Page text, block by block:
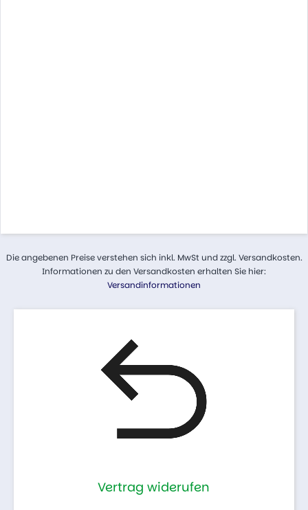
Die angebenen Preise verstehen sich inkl. MwSt und zzgl. Versandkosten.
Informationen zu den Versandkosten erhalten Sie hier:
Versandinformationen
Vertrag widerufen